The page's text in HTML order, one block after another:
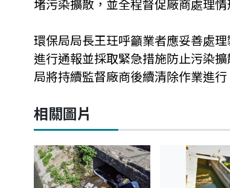
堵污染擴散，並全程督促廠商處理
環保局局長王玨呼籲業者應妥善處
進行通報並採取緊急措施防止污染
局將持續監督廠商後續清除作業進
相關圖片